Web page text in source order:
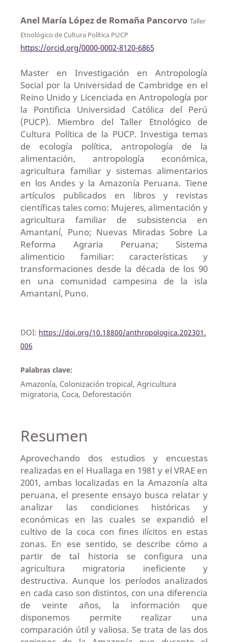
Anel María López de Romaña Pancorvo Taller
Etnológico de Cultura Política PUCP
https://orcid.org/0000-0002-8120-6865
Master en Investigación en Antropología
Social por la Universidad de Cambridge en el
Reino Unido y Licenciada en Antropología por
la Pontificia Universidad Católica del Perú
(PUCP). Miembro del Taller Etnológico de
Cultura Política de la PUCP. Investiga temas
de ecología política, antropología de la
alimentación, antropología económica,
agricultura familiar y sistemas alimentarios
en los Andes y la Amazonía Peruana. Tiene
artículos publicados en libros y revistas
científicas tales como: Mujeres, alimentación y
agricultura familiar de subsistencia en
Amantaní, Puno; Nuevas Miradas Sobre La
Reforma Agraria Peruana; Sistema
alimenticio familiar: características y
transformaciones desde la década de los 90
en una comunidad campesina de la isla
Amantaní, Puno.
DOI: https://doi.org/10.18800/anthropologica.202301.
006
Palabras clave:
Amazonía, Colonización tropical, Agricultura
migratoria, Coca, Deforestación
Resumen
Aprovechando dos estudios y encuestas
realizadas en el Huallaga en 1981 y el VRAE en
2001, ambas localizadas en la Amazonía alta
peruana, el presente ensayo busca relatar y
analizar las condiciones históricas y
económicas en las cuales se expandió el
cultivo de la coca con fines ilícitos en estas
zonas. En ese sentido, se describe cómo a
partir de tal historia se configura una
agricultura migratoria ineficiente y
destructiva. Aunque los períodos analizados
en cada caso son distintos, con una diferencia
de veinte años, la información que
disponemos permite realizar una
comparación útil y valiosa. Se trata de las dos